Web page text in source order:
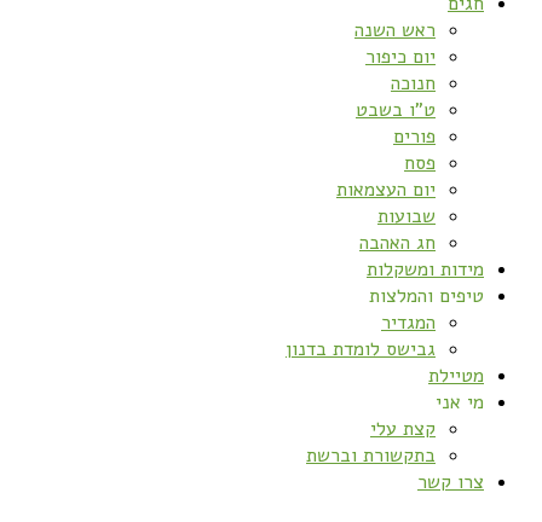
ראש השנה
יום כיפור
חנוכה
ט”ו בשבט
פורים
פסח
יום העצמאות
שבועות
חג האהבה
מידות ומשקלות
טיפים והמלצות
המגדיר
גבישס לומדת בדנון
מטיילת
מי אני
קצת עלי
בתקשורת וברשת
צרו קשר